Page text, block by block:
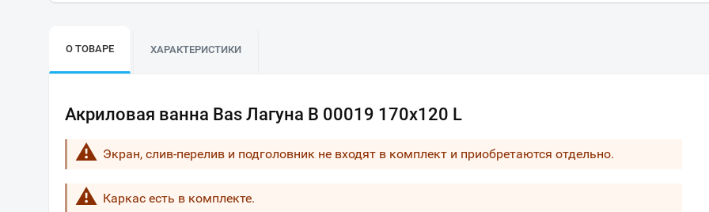
О ТОВАРЕ ХАРАКТЕРИСТИКИ
Акриловая ванна Bas Лагуна В 00019 170х120 L
Экран, слив-перелив и подголовник не входят в комплект и приобретаются отдельно.
Каркас есть в комплекте.